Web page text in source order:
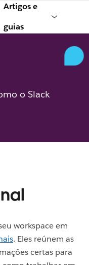
Artigos e
guias
o Slack
workspace em
. Eles reúnem as
certas para